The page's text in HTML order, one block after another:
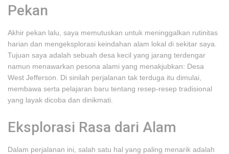
Pekan
Akhir pekan lalu, saya memutuskan untuk meninggalkan rutinitas
harian dan mengeksplorasi keindahan alam lokal di sekitar saya.
Tujuan saya adalah sebuah desa kecil yang jarang terdengar
namun menawarkan pesona alami yang menakjubkan: Desa
West Jefferson. Di sinilah perjalanan tak terduga itu dimulai,
membawa serta pelajaran baru tentang resep-resep tradisional
yang layak dicoba dan dinikmati.
Eksplorasi Rasa dari Alam
Dalam perjalanan ini, salah satu hal yang paling menarik adalah